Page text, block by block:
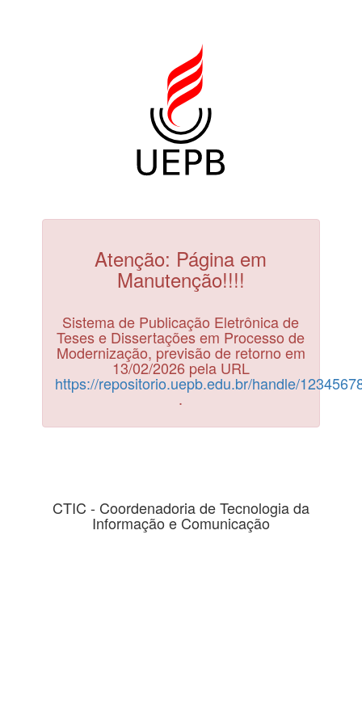
Atenção: Página em
Manutenção!!!!
Sistema de Publicação Eletrônica de
Teses e Dissertações em Processo de
Modernização, previsão de retorno em
13/02/2026 pela URL
https://repositorio.uepb.edu.br/handle/
.
CTIC - Coordenadoria de Tecnologia da
Informação e Comunicação